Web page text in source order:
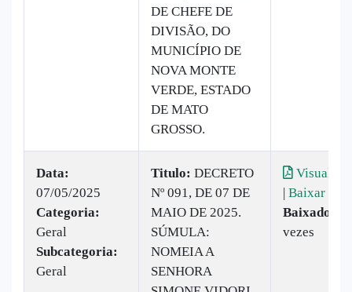
DE CHEFE DE
DIVISÃO, DO
MUNICÍPIO DE
NOVA MONTE
VERDE, ESTADO
DE MATO
GROSSO.
Data:
07/05/2025
Categoria:
Geral
Subcategoria:
Geral
Titulo: DECRETO
Nº 091, DE 07 DE
MAIO DE 2025.
SÚMULA:
NOMEIA A
SENHORA
Visualizar
| Baixar
Baixado:
vezes